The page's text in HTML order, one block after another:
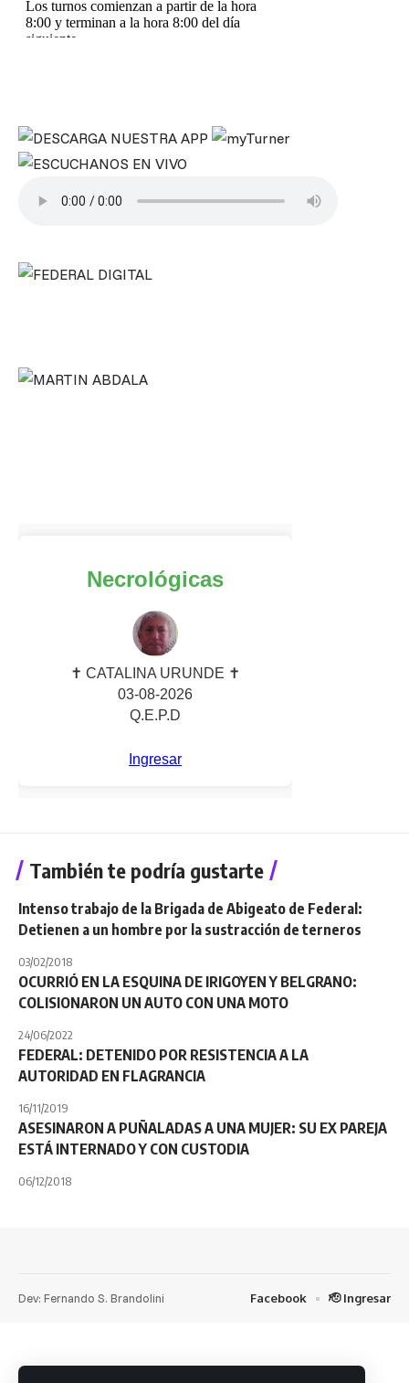
También te podría gustarte
Intenso trabajo de la Brigada de Abigeato de Federal:
Detienen a un hombre por la sustracción de terneros
03/02/2018
OCURRIÓ EN LA ESQUINA DE IRIGOYEN Y BELGRANO:
COLISIONARON UN AUTO CON UNA MOTO
24/06/2022
FEDERAL: DETENIDO POR RESISTENCIA A LA
AUTORIDAD EN FLAGRANCIA
16/11/2019
ASESINARON A PUÑALADAS A UNA MUJER: SU EX PAREJA
ESTÁ INTERNADO Y CON CUSTODIA
06/12/2018
Dev: Fernando S. Brandolini Facebook 🫡 Ingresar